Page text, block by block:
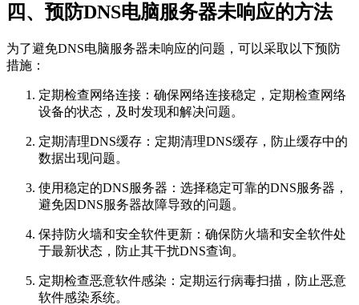
四、预防DNS电脑服务器未响应的方法
为了避免DNS电脑服务器未响应的问题，可以采取以下预防
措施：
定期检查网络连接：确保网络连接稳定，定期检查网络
设备的状态，及时发现和解决问题。
定期清理DNS缓存：定期清理DNS缓存，防止缓存中的
数据出现问题。
使用稳定的DNS服务器：选择稳定可靠的DNS服务器，
避免因DNS服务器故障导致的问题。
保持防火墙和安全软件更新：确保防火墙和安全软件处
于最新状态，防止其干扰DNS查询。
定期检查恶意软件感染：定期运行病毒扫描，防止恶意
软件感染系统。